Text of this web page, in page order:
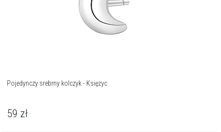
Pojedynczy srebrny kolczyk - Księżyc
59 zł